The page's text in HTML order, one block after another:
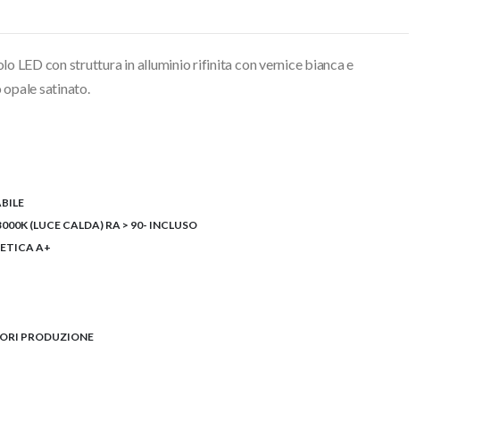
LED con struttura in alluminio rifinita con vernice bianca e
satinato.
(LUCE CALDA) RA > 90- INCLUSO
A+
PRODUZIONE